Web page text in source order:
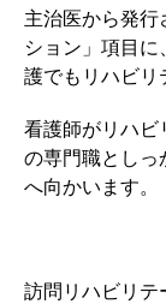
主治医から発
ション」項目
護でもリハビリ
看護師がリハ
の専門職とし
へ向かいます。
訪問リハビリテ